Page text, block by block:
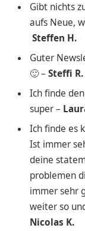
Gibt nichts
aufs Neue,
Steffen H.
Guter
🙂 – Steffi R.
Ich finde
super –
Ich finde es
Ist immer
deine
problemen
immer sehr
weiter so
Nicolas K.